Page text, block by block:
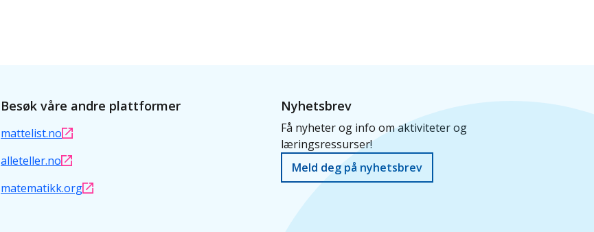
Besøk våre andre plattformer
mattelist.no
alleteller.no
matematikk.org
Nyhetsbrev
Få nyheter og info om aktiviteter og
læringsressurser!
Meld deg på nyhetsbrev